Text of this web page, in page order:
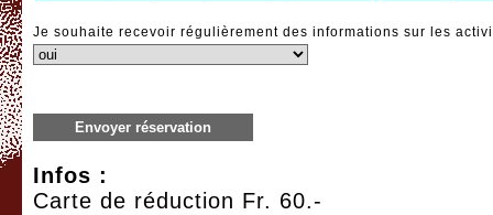
Je souhaite recevoir régulièrement des informations sur les
Envoyer réservation
Infos :
Carte de réduction Fr. 60.-